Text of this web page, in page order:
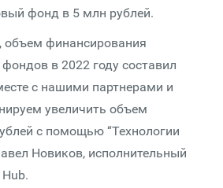
фонд в 5 млн рублей.
финансирования
в 2022 году составил
с нашими партнерами и
увеличить объем
с помощью “Технологии
Новиков, исполнительный